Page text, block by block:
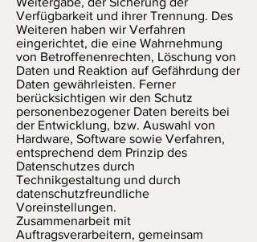
Verfügbarkeit und ihrer Trennung. Des
Weiteren haben wir Verfahren
eingerichtet, die eine Wahrnehmung
von Betroffenenrechten, Löschung von
Daten und Reaktion auf Gefährdung der
Daten gewährleisten. Ferner
berücksichtigen wir den Schutz
personenbezogener Daten bereits bei
der Entwicklung, bzw. Auswahl von
Hardware, Software sowie Verfahren,
entsprechend dem Prinzip des
Datenschutzes durch
Technikgestaltung und durch
datenschutzfreundliche
Voreinstellungen.
Zusammenarbeit mit
Auftragsverarbeitern, gemeinsam